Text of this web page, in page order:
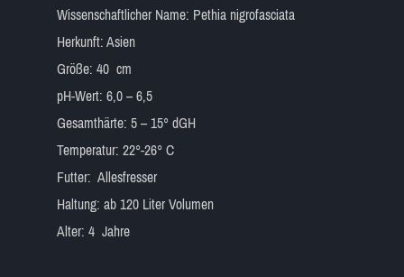
Wissenschaftlicher Name: Pethia nigrofasciata
Herkunft: Asien
Größe: 40 cm
pH-Wert: 6,0 – 6,5
Gesamthärte: 5 – 15° dGH
Temperatur: 22°-26° C
Futter: Allesfresser
Haltung: ab 120 Liter Volumen
Alter: 4 Jahre